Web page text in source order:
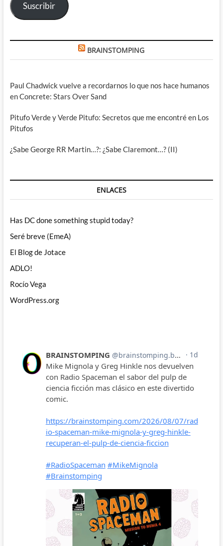
Suscribir
BRAINSTOMPING
Paul Chadwick vuelve a recordarnos lo que nos hace humanos
en Concrete: Stars Over Sand
Pitufo Verde y Verde Pitufo: Secretos que me encontré en Los
Pitufos
¿Sabe George RR Martin…?: ¿Sabe Claremont…? (II)
ENLACES
Has DC done something stupid today?
Seré breve (EmeA)
El Blog de Jotace
ADLO!
Rocío Vega
WordPress.org